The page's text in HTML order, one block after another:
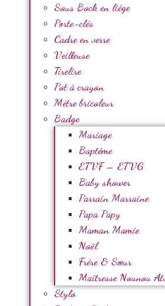
Sous Bock en liège
Porte-clés
Cadre en verre
Veilleuse
Tirelire
Pot à crayon
Mètre bricoleur
Badge
Mariage
Baptême
ETVF – ETVG
Baby shower
Parrain Marraine
Papa Papy
Maman Mamie
Noël
Frère & Sœur
Maîtresse Nounou
Stylo